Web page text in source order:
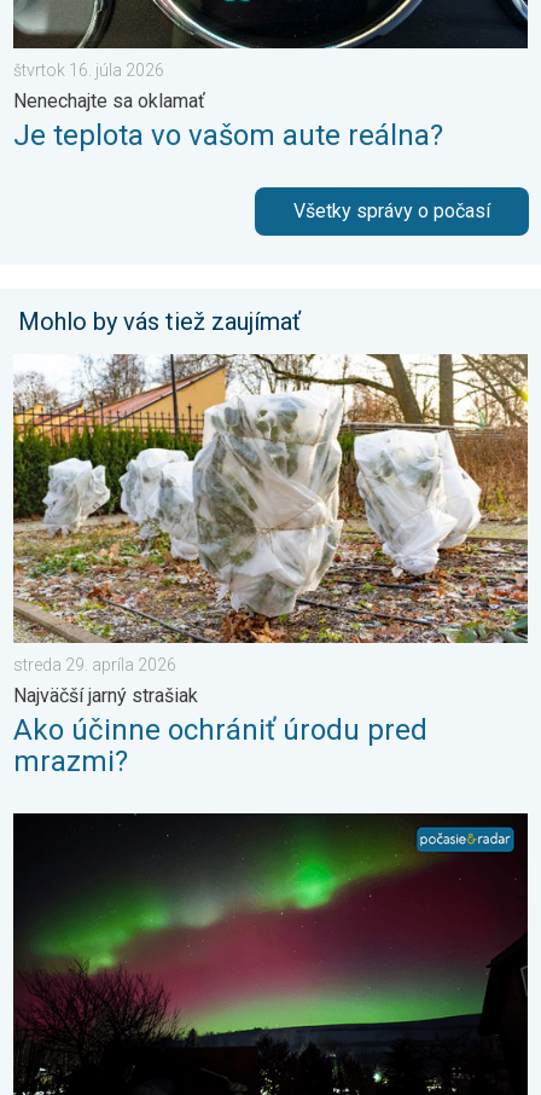
štvrtok 16. júla 2026
Nenechajte sa oklamať
Je teplota vo vašom aute reálna?
Všetky správy o počasí
Mohlo by vás tiež zaujímať
Ako účinne ochrániť úrodu pred mrazmi?. Najväčší jarný
streda 29. apríla 2026
Najväčší jarný strašiak
Ako účinne ochrániť úrodu pred
mrazmi?
Nádherná polárna žiara na Slovensku. Galéria vašich fotiek. .